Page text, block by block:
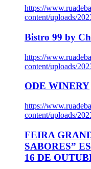
https://
content/uploads/
Bistro 99 by
https://
content/uploads/
ODE WINERY
https://
content/uploads/
FEIRA
SABORES”
16 DE